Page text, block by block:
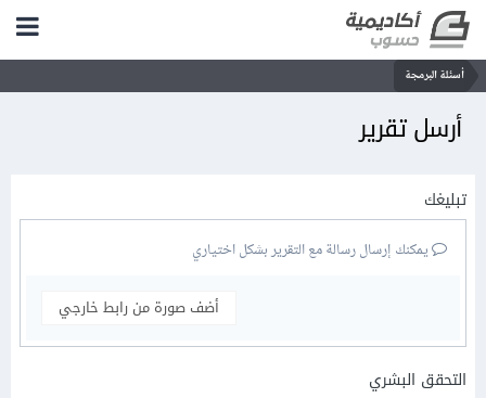
أسئلة البرمجة
أرسل تقرير
تبليغك
يمكنك إرسال رسالة مع التقرير بشكل اختياري
أضف صورة من رابط خارجي
التحقق البشري